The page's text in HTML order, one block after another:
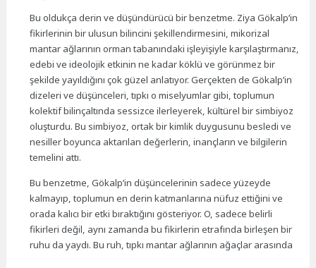
Bu oldukça derin ve düşündürücü bir benzetme. Ziya Gökalp’in
fikirlerinin bir ulusun bilincini şekillendirmesini, mikorizal
mantar ağlarının orman tabanındaki işleyişiyle karşılaştırmanız,
edebi ve ideolojik etkinin ne kadar köklü ve görünmez bir
şekilde yayıldığını çok güzel anlatıyor. Gerçekten de Gökalp’in
dizeleri ve düşünceleri, tıpkı o miselyumlar gibi, toplumun
kolektif bilinçaltında sessizce ilerleyerek, kültürel bir simbiyoz
oluşturdu. Bu simbiyoz, ortak bir kimlik duygusunu besledi ve
nesiller boyunca aktarılan değerlerin, inançların ve bilgilerin
temelini attı.
Bu benzetme, Gökalp’in düşüncelerinin sadece yüzeyde
kalmayıp, toplumun en derin katmanlarına nüfuz ettiğini ve
orada kalıcı bir etki bıraktığını gösteriyor. O, sadece belirli
fikirleri değil, aynı zamanda bu fikirlerin etrafında birleşen bir
ruhu da yaydı. Bu ruh, tıpkı mantar ağlarının ağaçlar arasında